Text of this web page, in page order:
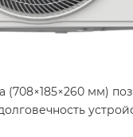
мм)